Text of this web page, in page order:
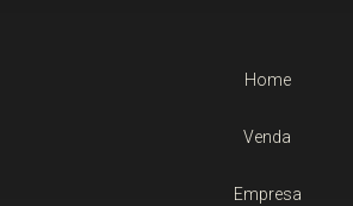
Home
Venda
Empresa